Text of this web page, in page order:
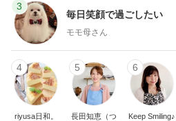
3
毎日笑顔で過ごしたい
モモ母さん
4
riyusa日和。
5
長田知恵（つ
6
Keep Smiling♪